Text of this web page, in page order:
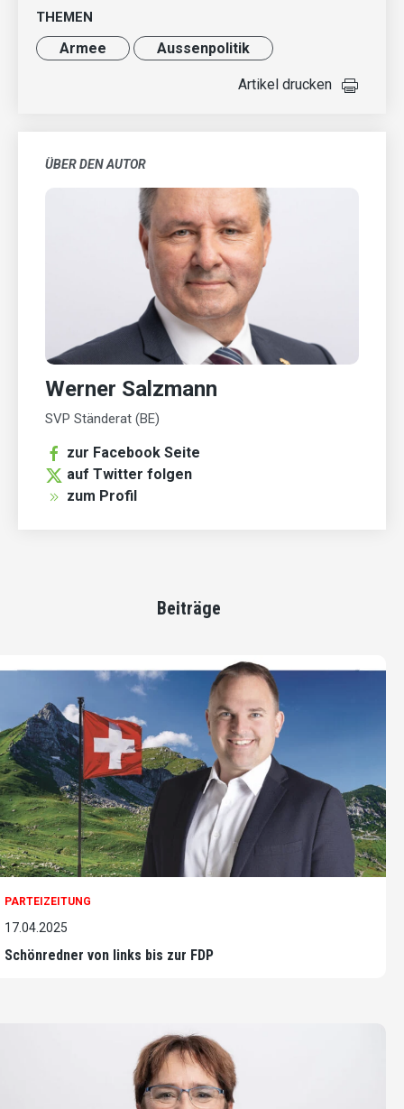
THEMEN
Armee Aussenpolitik
Artikel drucken
ÜBER DEN AUTOR
Werner Salzmann
SVP Ständerat (BE)
zur Facebook Seite
auf Twitter folgen
zum Profil
Beiträge
PARTEIZEITUNG
17.04.2025
Schönredner von links bis zur FDP